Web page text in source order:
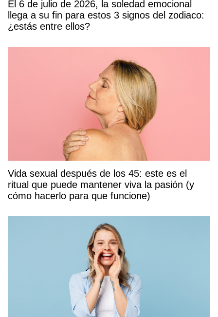
El 6 de julio de 2026, la soledad emocional
llega a su fin para estos 3 signos del zodiaco:
¿estás entre ellos?
Vida sexual después de los 45: este es el
ritual que puede mantener viva la pasión (y
cómo hacerlo para que funcione)